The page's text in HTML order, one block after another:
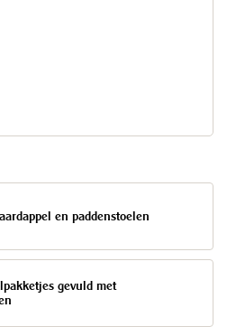
en paddenstoelen
gevuld met